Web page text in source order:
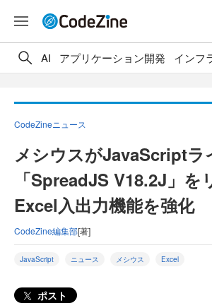
AI アプリケーション開発 インフ
CodeZineニュース
メシウスがJavaScriptラ
「SpreadJS V18.2J」を
Excel入出力機能を強化
CodeZine編集部[著]
JavaScript ニュース メシウス Excel
ポスト